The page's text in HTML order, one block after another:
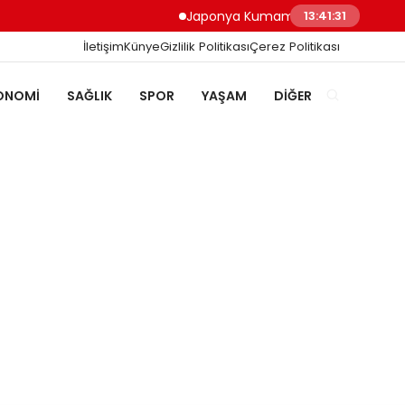
Japonya Kumamoto Depreminde Sağlık
13:41:33
İletişimKünyeGizlilik PolitikasıÇerez Politikası
SAĞLIK SPOR YAŞAM DIĞER